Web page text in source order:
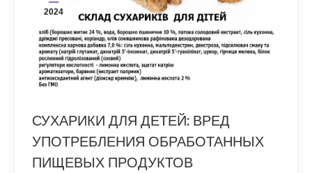
2024
СУХАРИКИ ДЛЯ ДЕТЕЙ: ВРЕД
УПОТРЕБЛЕНИЯ ОБРАБОТАННЫХ
ПИЩЕВЫХ ПРОДУКТОВ